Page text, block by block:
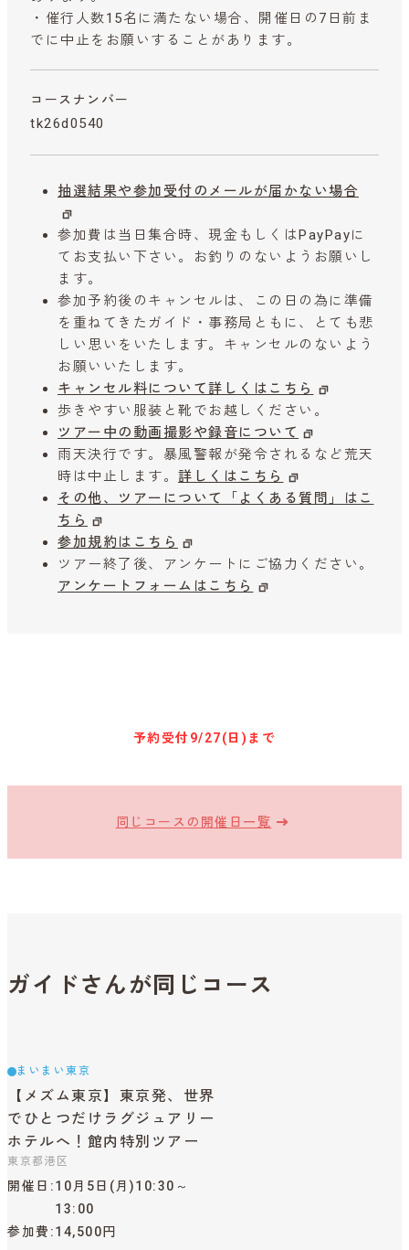
・催行人数15名に満たない場合、開催日の7日前ま
でに中止をお願いすることがあります。
コースナンバー
tk26d0540
抽選結果や参加受付のメールが届かない場合
参加費は当日集合時、現金もしくはPayPayに
てお支払い下さい。お釣りのないようお願いし
ます。
参加予約後のキャンセルは、この日の為に準備
を重ねてきたガイド・事務局ともに、とても悲
しい思いをいたします。キャンセルのないよう
お願いいたします。
キャンセル料について詳しくはこちら
歩きやすい服装と靴でお越しください。
ツアー中の動画撮影や録音について
雨天決行です。暴風警報が発令されるなど荒天
時は中止します。 詳しくはこちら
その他、ツアーについて「よくある質問」はこ
ちら
参加規約はこちら
ツアー終了後、アンケートにご協力ください。
アンケートフォームはこちら
予約受付 9/27(日)まで
同じコースの開催日一覧
ガイドさんが同じコース
まいまい東京
【メズム東京】東京発、世界
でひとつだけラグジュアリー
ホテルへ！館内特別ツアー
東京都港区
開催日
10月5日(月)10:30～
13:00
参加費 14,500円